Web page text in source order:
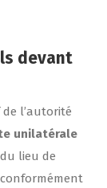
devant
l’autorité
unilatérale
du lieu de